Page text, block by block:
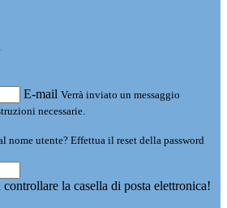
E-mail Verrà inviato un messaggio
necessarie.
nome utente? Effettua il reset della password
la casella di posta elettronica!